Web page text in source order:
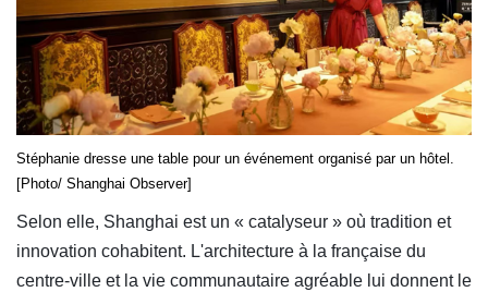
Stéphanie dresse une table pour un événement organisé par un hôtel.
[Photo/ Shanghai Observer]
Selon elle, Shanghai est un « catalyseur » où tradition et
innovation cohabitent. L'architecture à la française du
centre-ville et la vie communautaire agréable lui donnent le